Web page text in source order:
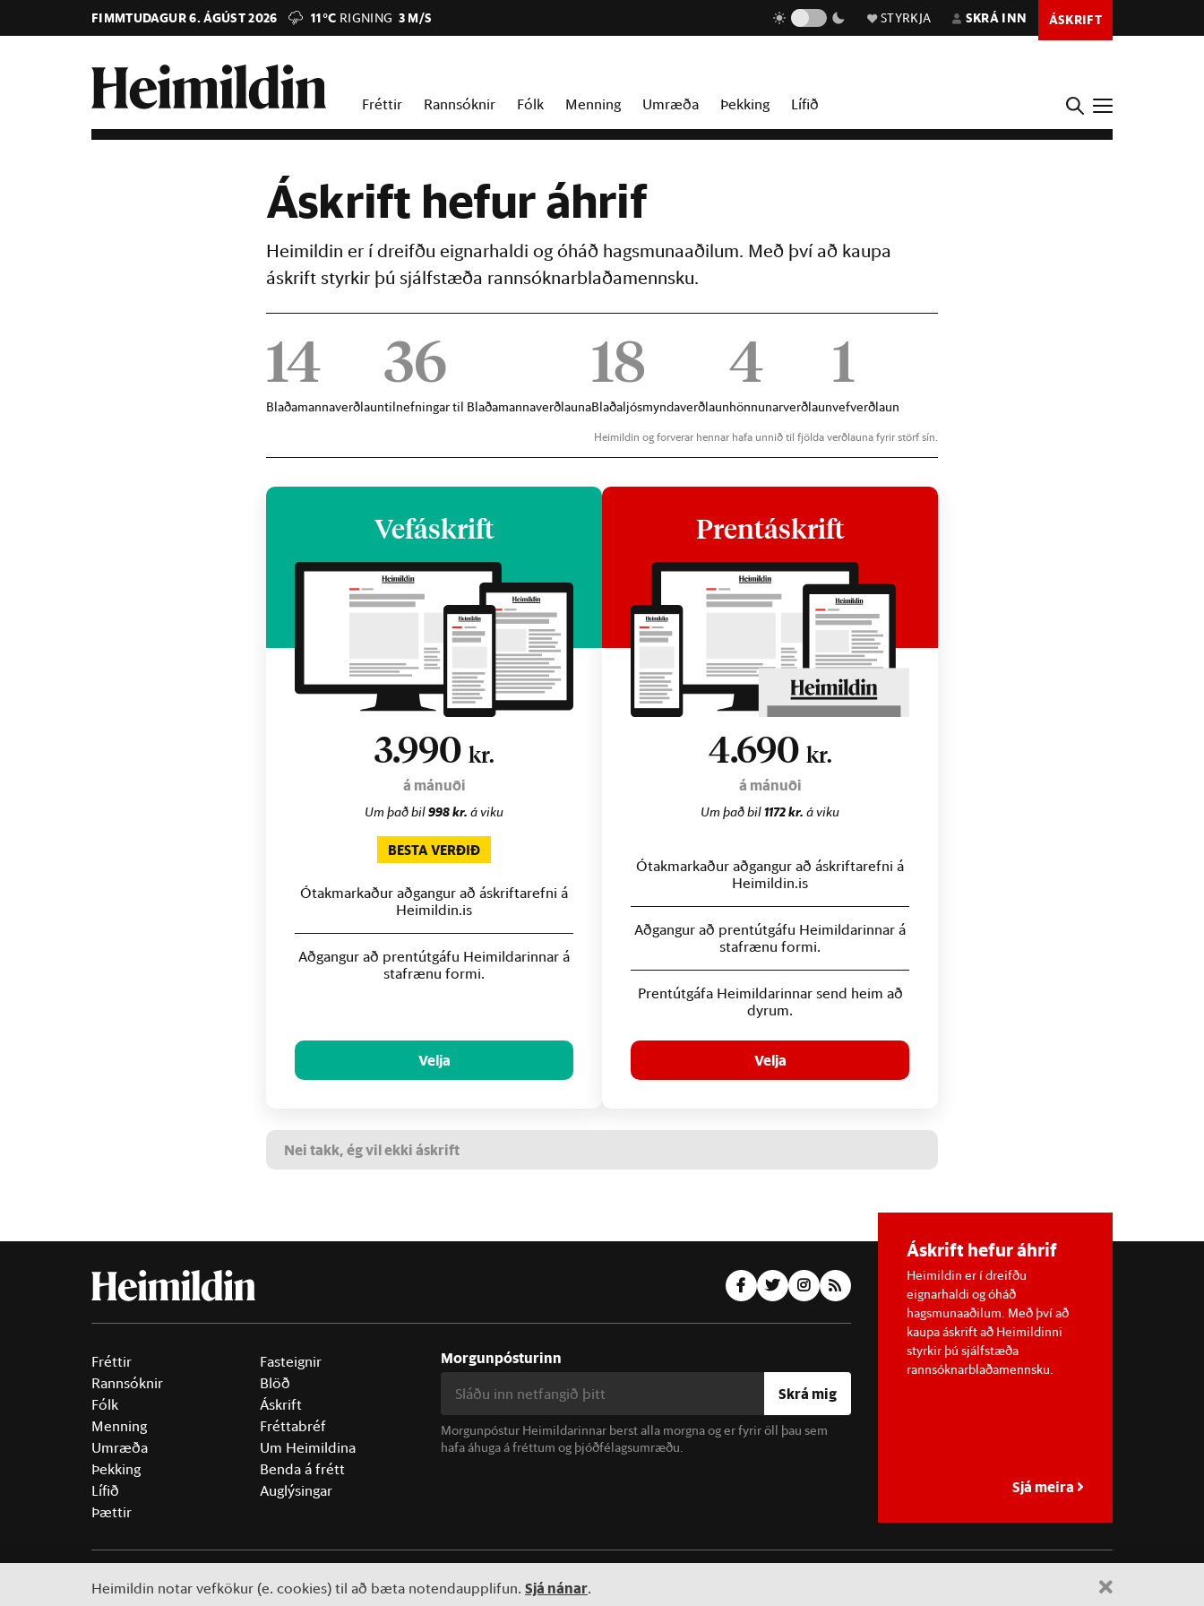
FIMMTUDAGUR 6. ÁGÚST 2026 11°C RIGNING 3 M/S STYRKJA SKRÁ INN ÁSKRIFT
Fréttir Rannsóknir Fólk Menning Umræða Þekking Lífið
Áskrift hefur áhrif
Heimildin er í dreifðu eignarhaldi og óháð hagsmunaaðilum. Með því að kaupa
áskrift styrkir þú sjálfstæða rannsóknarblaðamennsku.
14
Blaðamannaverðlaun
36
tilnefningar til Blaðamannaverðlauna
18
Blaðaljósmyndaverðlaun
4
hönnunarverðlaun
1
vefverðlaun
Heimildin og forverar hennar hafa unnið til fjölda verðlauna fyrir störf sín.
Vefáskrift
3.990 kr.
á mánuði
Um það bil998 kr. á viku
BESTA VERÐIÐ
Ótakmarkaður aðgangur að áskriftarefni á
Heimildin.is
Aðgangur að prentútgáfu Heimildarinnar á
stafrænu formi.
Velja
Prentáskrift
4.690 kr.
á mánuði
Um það bil1172 kr. á viku
Ótakmarkaður aðgangur að áskriftarefni á
Heimildin.is
Aðgangur að prentútgáfu Heimildarinnar á
stafrænu formi.
Prentútgáfa Heimildarinnar send heim að
dyrum.
Velja
Nei takk, ég vil ekki áskrift
Fréttir
Rannsóknir
Fólk
Menning
Umræða
Þekking
Lífið
Þættir
Fasteignir
Blöð
Áskrift
Fréttabréf
Um Heimildina
Benda á frétt
Auglýsingar
Morgunpósturinn
Skrá mig
Morgunpóstur Heimildarinnar berst alla morgna og er fyrir öll þau sem
hafa áhuga á fréttum og þjóðfélagsumræðu.
Áskrift hefur áhrif
Heimildin er í dreifðu
eignarhaldi og óháð
hagsmunaaðilum. Með því að
kaupa áskrift að Heimildinni
styrkir þú sjálfstæða
rannsóknarblaðamennsku.
Sjá meira
Heimildin notar vefkökur (e. cookies) til að bæta notendaupplifun. Sjá nánar.